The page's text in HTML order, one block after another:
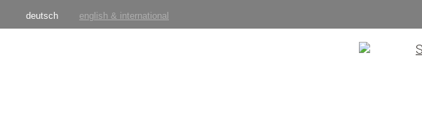
deutsch english & international